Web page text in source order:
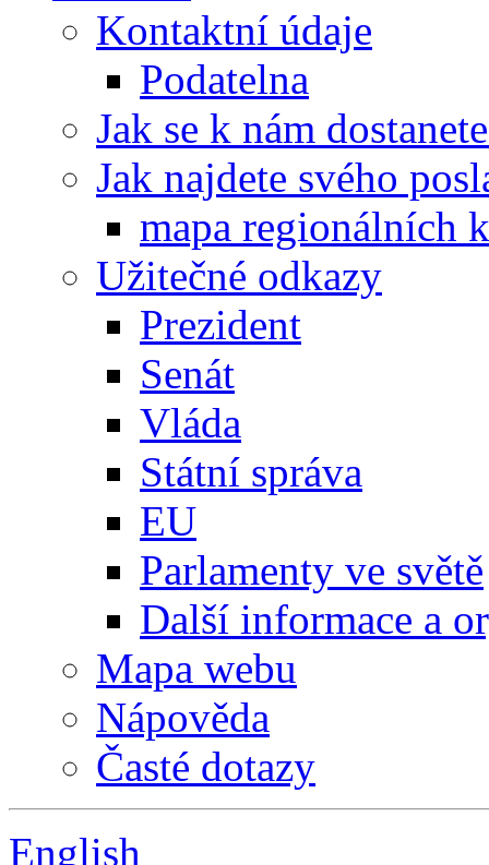
Kontaktní údaje
Podatelna
Jak se k nám
Jak najdete svého
mapa regionálních
Užitečné odkazy
Prezident
Senát
Vláda
Státní správa
EU
Parlamenty ve světě
Další informace a
Mapa webu
Nápověda
Časté dotazy
English